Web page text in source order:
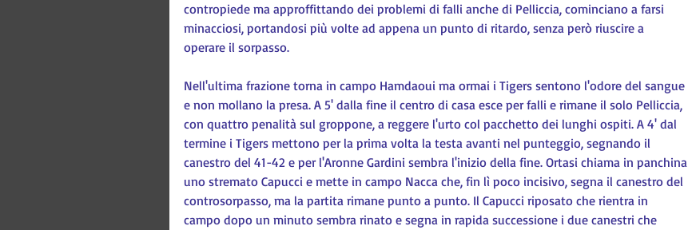
contropiede ma approffittando dei problemi di falli anche di Pelliccia, cominciano a farsi
minacciosi, portandosi più volte ad appena un punto di ritardo, senza però riuscire a
operare il sorpasso.
Nell'ultima frazione torna in campo Hamdaoui ma ormai i Tigers sentono l'odore del sangue
e non mollano la presa. A 5' dalla fine il centro di casa esce per falli e rimane il solo Pelliccia,
con quattro penalità sul groppone, a reggere l'urto col pacchetto dei lunghi ospiti. A 4' dal
termine i Tigers mettono per la prima volta la testa avanti nel punteggio, segnando il
canestro del 41-42 e per l'Aronne Gardini sembra l'inizio della fine. Ortasi chiama in panchina
uno stremato Capucci e mette in campo Nacca che, fin lì poco incisivo, segna il canestro del
controsorpasso, ma la partita rimane punto a punto. Il Capucci riposato che rientra in
campo dopo un minuto sembra rinato e segna in rapida successione i due canestri che